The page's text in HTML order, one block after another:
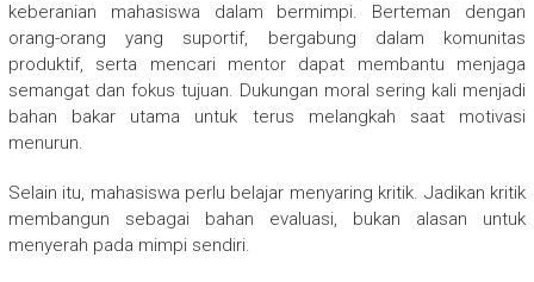
keberanian mahasiswa dalam bermimpi. Berteman dengan
orang-orang yang suportif, bergabung dalam komunitas
produktif, serta mencari mentor dapat membantu menjaga
semangat dan fokus tujuan. Dukungan moral sering kali menjadi
bahan bakar utama untuk terus melangkah saat motivasi
menurun.
Selain itu, mahasiswa perlu belajar menyaring kritik. Jadikan kritik
membangun sebagai bahan evaluasi, bukan alasan untuk
menyerah pada mimpi sendiri.